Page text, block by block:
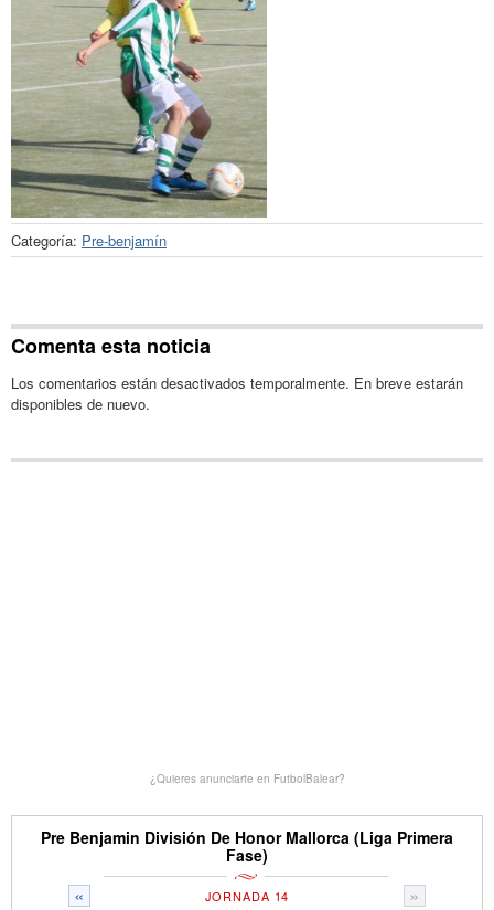
Categoría: Pre-benjamín
Comenta esta noticia
Los comentarios están desactivados temporalmente. En breve estarán
disponibles de nuevo.
¿Quieres anunciarte en FutbolBalear?
Pre Benjamin División De Honor Mallorca (Liga Primera
Fase)
« »
JORNADA 14